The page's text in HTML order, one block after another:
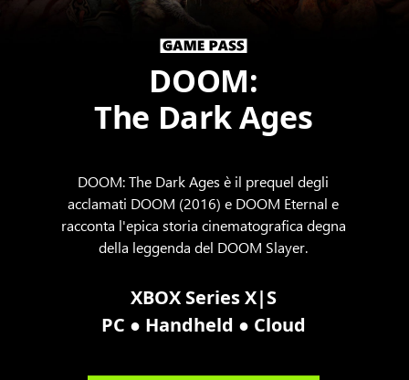
DOOM:
The Dark Ages
DOOM: The Dark Ages è il prequel degli
acclamati DOOM (2016) e DOOM Eternal e
racconta l'epica storia cinematografica degna
della leggenda del DOOM Slayer.
XBOX Series X|S
PC ● Handheld ● Cloud